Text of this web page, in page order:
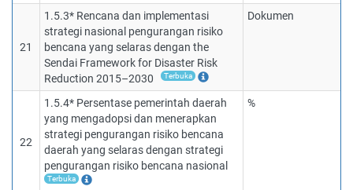
21
1.5.3* Rencana dan implementasi
strategi nasional pengurangan risiko
bencana yang selaras dengan the
Sendai Framework for Disaster Risk
Reduction 2015–2030
Terbuka
Dokumen
22
1.5.4* Persentase pemerintah daerah
yang mengadopsi dan menerapkan
strategi pengurangan risiko bencana
daerah yang selaras dengan strategi
pengurangan risiko bencana nasional
Terbuka
%